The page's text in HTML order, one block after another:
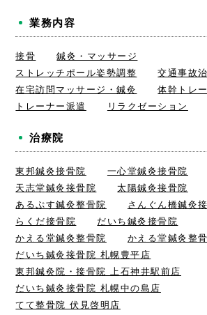
業務内容
接骨
鍼灸・マッサージ
ストレッチポール姿勢調整
交通事故
在宅訪問マッサージ・鍼灸
体幹トレ
トレーナー派遣
リラクゼーション
治療院
東邦鍼灸接骨院
一心堂鍼灸接骨院
天志堂鍼灸接骨院
太陽鍼灸接骨院
あるぷす鍼灸整骨院
さんぐん橋鍼灸
らくだ接骨院
だいち鍼灸接骨院
かえる堂鍼灸整骨院
かえる堂鍼灸整
だいち鍼灸接骨院 札幌豊平店
東邦鍼灸院・接骨院 上石神井駅前店
だいち鍼灸接骨院 札幌中の島店
てて整骨院 伏見啓明店